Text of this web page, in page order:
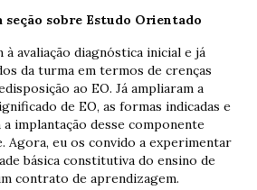
seção sobre Estudo Orientado
à avaliação diagnóstica inicial e já
da turma em termos de crenças
ao EO. Já ampliaram a
de EO, as formas indicadas e
implantação desse componente
Agora, eu os convido a experimentar
básica constitutiva do ensino de
contrato de aprendizagem.